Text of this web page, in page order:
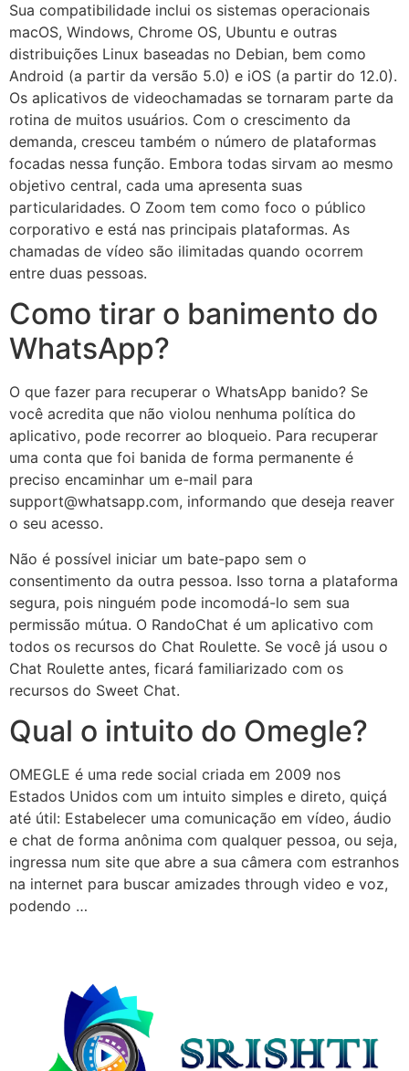
Sua compatibilidade inclui os sistemas operacionais
macOS, Windows, Chrome OS, Ubuntu e outras
distribuições Linux baseadas no Debian, bem como
Android (a partir da versão 5.0) e iOS (a partir do 12.0).
Os aplicativos de videochamadas se tornaram parte da
rotina de muitos usuários. Com o crescimento da
demanda, cresceu também o número de plataformas
focadas nessa função. Embora todas sirvam ao mesmo
objetivo central, cada uma apresenta suas
particularidades. O Zoom tem como foco o público
corporativo e está nas principais plataformas. As
chamadas de vídeo são ilimitadas quando ocorrem
entre duas pessoas.
Como tirar o banimento do
WhatsApp?
O que fazer para recuperar o WhatsApp banido? Se
você acredita que não violou nenhuma política do
aplicativo, pode recorrer ao bloqueio. Para recuperar
uma conta que foi banida de forma permanente é
preciso encaminhar um e-mail para
support@whatsapp.com, informando que deseja reaver
o seu acesso.
Não é possível iniciar um bate-papo sem o
consentimento da outra pessoa. Isso torna a plataforma
segura, pois ninguém pode incomodá-lo sem sua
permissão mútua. O RandoChat é um aplicativo com
todos os recursos do Chat Roulette. Se você já usou o
Chat Roulette antes, ficará familiarizado com os
recursos do Sweet Chat.
Qual o intuito do Omegle?
OMEGLE é uma rede social criada em 2009 nos
Estados Unidos com um intuito simples e direto, quiçá
até útil: Estabelecer uma comunicação em vídeo, áudio
e chat de forma anônima com qualquer pessoa, ou seja,
ingressa num site que abre a sua câmera com estranhos
na internet para buscar amizades through video e voz,
podendo …